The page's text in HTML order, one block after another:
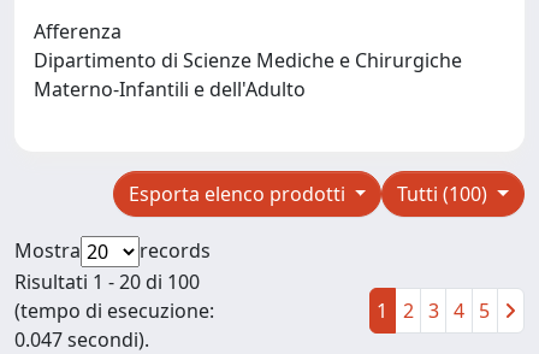
Afferenza
Dipartimento di Scienze Mediche e Chirurgiche
Materno-Infantili e dell'Adulto
Tutti (100)
Esporta elenco prodotti
Mostra
records
Risultati 1 - 20 di 100
(tempo di esecuzione:
0.047 secondi).
1 2 3 4 5